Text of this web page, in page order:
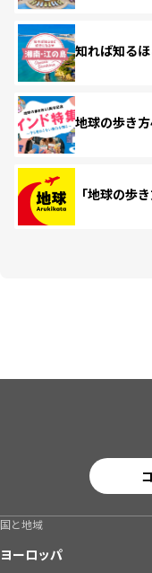
知れば知る
地球の歩き
「地球の歩
国と地域
ヨーロッパ